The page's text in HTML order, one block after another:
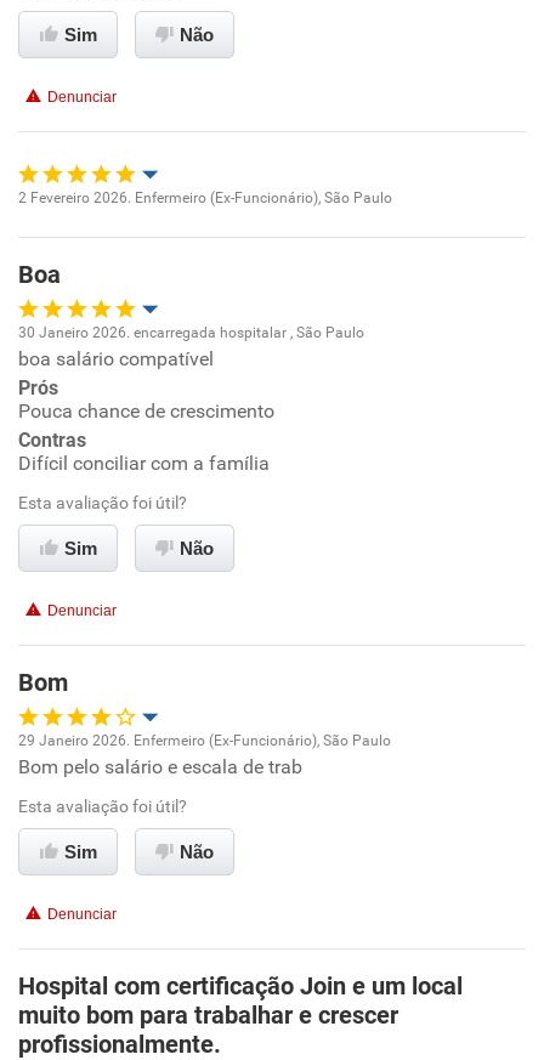
Ambiente de trabalho
Benefícios
Recomenda esta empresa
Sim Não
Denunciar
Ambiente de trabalho
Conciliação com a vida familiar
Benefícios
Recomenda esta empresa
Recomenda a diretoria
2 Fevereiro 2026. Enfermeiro (Ex-Funcionário), São Paulo
Boa
Oportunidade de promoção
Ambiente de trabalho
Benefícios
Recomenda esta empresa
Recomenda a diretoria
30 Janeiro 2026. encarregada hospitalar , São Paulo
boa salário compatível
Prós
Pouca chance de crescimento
Contras
Difícil conciliar com a família
Esta avaliação foi útil?
Sim Não
Denunciar
Bom
Oportunidade de promoção
Ambiente de trabalho
Benefícios
Recomenda esta empresa
29 Janeiro 2026. Enfermeiro (Ex-Funcionário), São Paulo
Bom pelo salário e escala de trab
Esta avaliação foi útil?
Sim Não
Denunciar
Hospital com certificação Join e um local
muito bom para trabalhar e crescer
profissionalmente.